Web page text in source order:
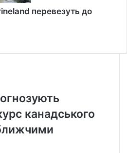
перевезуть до
канадського